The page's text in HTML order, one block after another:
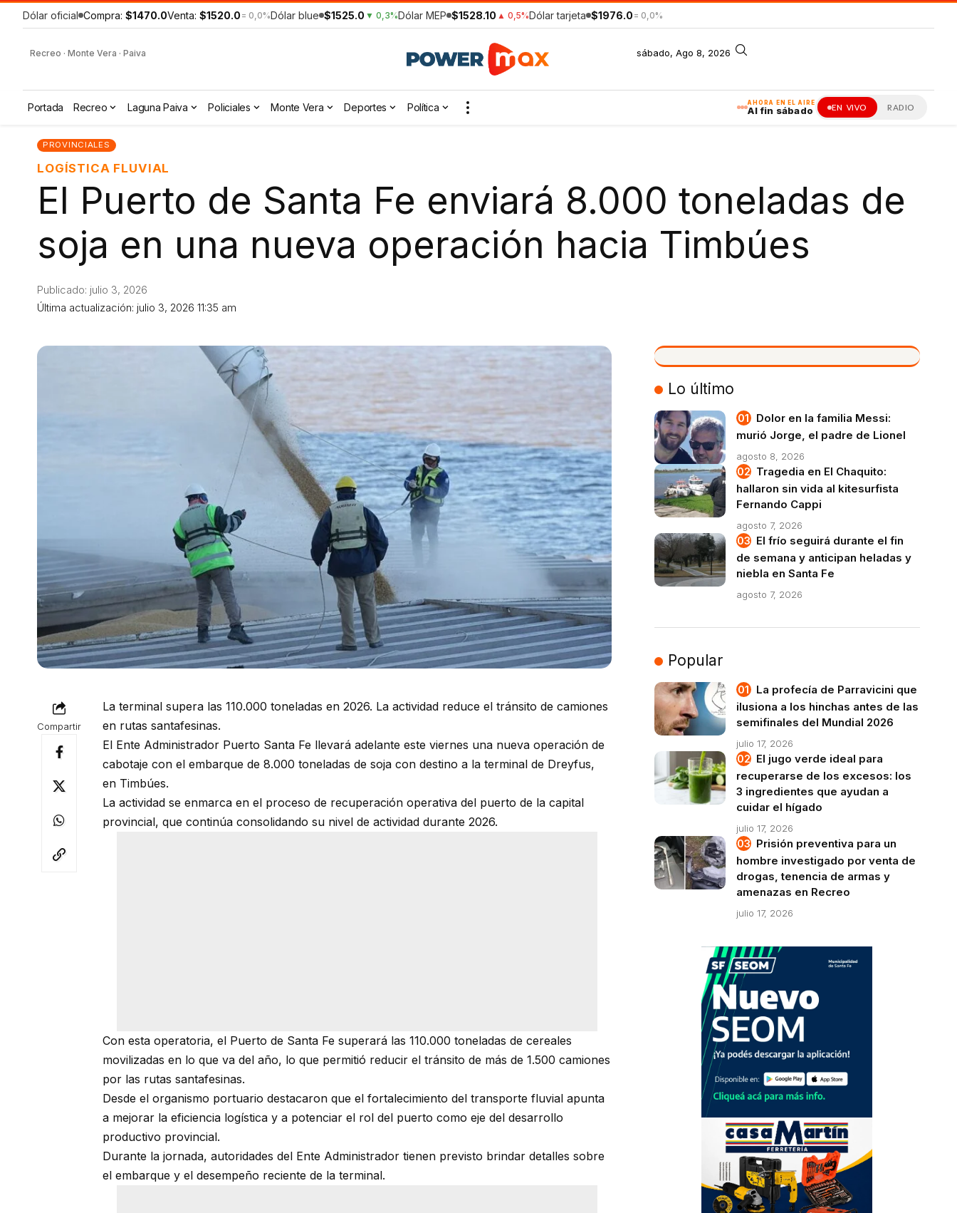
Dólar oficial Compra: $1470.0Venta: $1520.0 = 0,0%Dólar blue $1525.0 ▼ 0,3%Dólar MEP $1528.10 ▲ 0,5%Dólar tarjeta $1976.0 = 0,0%
Recreo · Monte Vera · Paiva sábado, Ago 8, 2026
AHORA EN EL AIRE
Al fin sábado EN VIVO RADIO
Portada Recreo Laguna Paiva Policiales Monte Vera Deportes Política
PROVINCIALES
LOGÍSTICA FLUVIAL
El Puerto de Santa Fe enviará 8.000 toneladas de
soja en una nueva operación hacia Timbúes
Última actualización: julio 3, 2026 11:35 am
Publicado: julio 3, 2026
Compartir
La terminal supera las 110.000 toneladas en 2026. La actividad reduce el tránsito de camiones
en rutas santafesinas.
El Ente Administrador Puerto Santa Fe llevará adelante este viernes una nueva operación de
cabotaje con el embarque de 8.000 toneladas de soja con destino a la terminal de Dreyfus,
en Timbúes.
La actividad se enmarca en el proceso de recuperación operativa del puerto de la capital
provincial, que continúa consolidando su nivel de actividad durante 2026.
Con esta operatoria, el Puerto de Santa Fe superará las 110.000 toneladas de cereales
movilizadas en lo que va del año, lo que permitió reducir el tránsito de más de 1.500 camiones
por las rutas santafesinas.
Desde el organismo portuario destacaron que el fortalecimiento del transporte fluvial apunta
a mejorar la eficiencia logística y a potenciar el rol del puerto como eje del desarrollo
productivo provincial.
Durante la jornada, autoridades del Ente Administrador tienen previsto brindar detalles sobre
el embarque y el desempeño reciente de la terminal.
VIVO
Lo último
Dolor en la familia Messi:
murió Jorge, el padre de Lionel
agosto 8, 2026
Tragedia en El Chaquito:
hallaron sin vida al kitesurfista
Fernando Cappi
agosto 7, 2026
El frío seguirá durante el fin
de semana y anticipan heladas y
niebla en Santa Fe
agosto 7, 2026
Popular
La profecía de Parravicini que
ilusiona a los hinchas antes de las
semifinales del Mundial 2026
julio 17, 2026
El jugo verde ideal para
recuperarse de los excesos: los
3 ingredientes que ayudan a
cuidar el hígado
julio 17, 2026
Prisión preventiva para un
hombre investigado por venta de
drogas, tenencia de armas y
amenazas en Recreo
julio 17, 2026